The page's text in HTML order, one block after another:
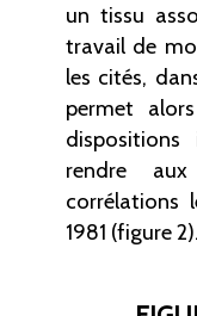
un tissu
travail de
les cités,
permet
rendre
corrélations
1981 (figure 2).